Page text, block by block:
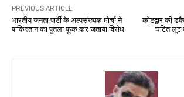
PREVIOUS ARTICLE
भारतीय जनता पार्टी के अल्पसंख्यक मोर्चा ने
पाकिस्तान का पुतला फूक कर जताया विरोध
कोटद्वार की
घटित लूट